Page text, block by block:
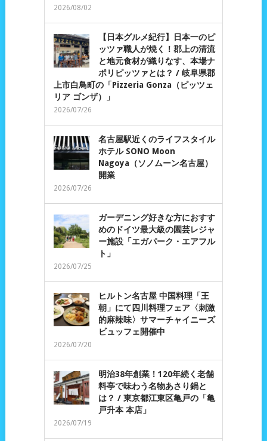
2026/08/02
【日本グルメ紀行】日本一のピ
ッツァ職人が焼く！郡上の清流
と地元食材が織りなす、本場ナ
ポリピッツァとは？ / 岐阜県郡
上市白鳥町の「Pizzeria Gonza（ピッツェ
リア ゴンザ）」
2026/07/26
名古屋駅近くのライフスタイル
ホテル SONO Moon
Nagoya（ソノムーン名古屋）
開業
2026/07/26
ガーデニング好きな方におすす
めのドイツ最大級の園芸レジャ
ー施設「エガパーク・エアフル
ト」
2026/07/25
ヒルトン名古屋 中国料理「王
朝」にて四川料理フェア〈刺激
的麻辣味〉サマーチャイニーズ
ビュッフェ開催中
2026/07/20
明治38年創業！120年続く老舗
料亭で味わう名物あさり鍋と
は？ / 東京都江東区亀戸の「亀
戸升本 本店」
2026/07/19